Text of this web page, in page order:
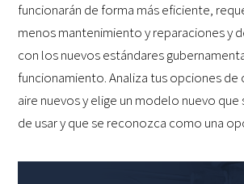
funcionarán de forma más eficiente,
menos mantenimiento y reparaciones y
con los nuevos estándares
funcionamiento. Analiza tus opciones
aire nuevos y elige un modelo nuevo que
de usar y que se reconozca como una